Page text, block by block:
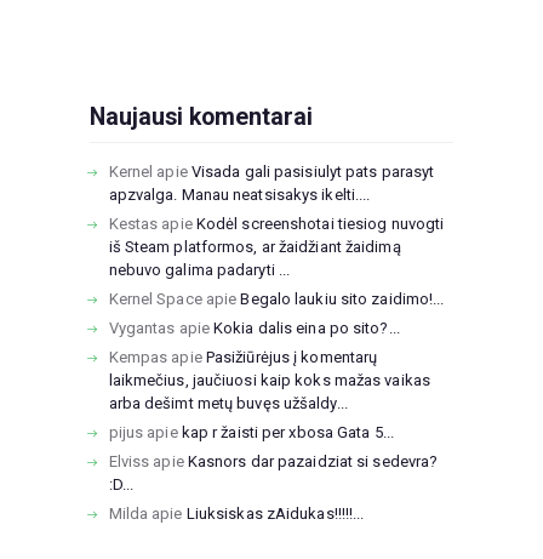
Naujausi komentarai
Kernel apie Visada gali pasisiulyt pats parasyt
apzvalga. Manau neatsisakys ikelti....
Kestas apie Kodėl screenshotai tiesiog nuvogti
iš Steam platformos, ar žaidžiant žaidimą
nebuvo galima padaryti ...
Kernel SpaceapieBegalo laukiu sito zaidimo!...
Vygantas apieKokia dalis eina po sito?...
Kempas apie Pasižiūrėjus į komentarų
laikmečius, jaučiuosi kaip koks mažas vaikas
arba dešimt metų buvęs užšaldy...
pijus apie kap r žaisti per xbosa Gata 5...
Elviss apie Kasnors dar pazaidziat si sedevra?
:D...
Milda apie Liuksiskas zAidukas!!!!!...